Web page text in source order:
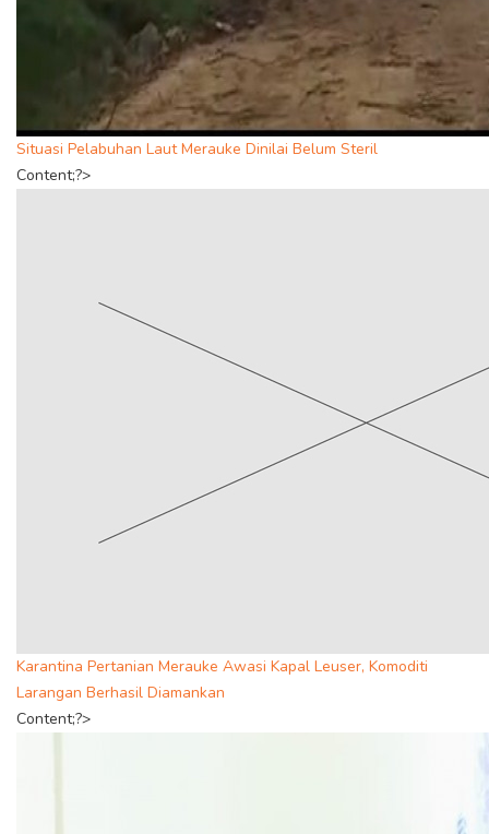
Situasi Pelabuhan Laut Merauke Dinilai Belum Steril
Content;?>
Karantina Pertanian Merauke Awasi Kapal Leuser, Komoditi
Larangan Berhasil Diamankan
Content;?>